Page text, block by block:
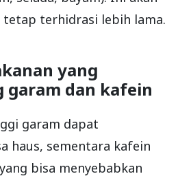
terhidrasi lebih lama.
yang
garam dan kafein
garam dapat
haus, sementara kafein
bisa menyebabkan